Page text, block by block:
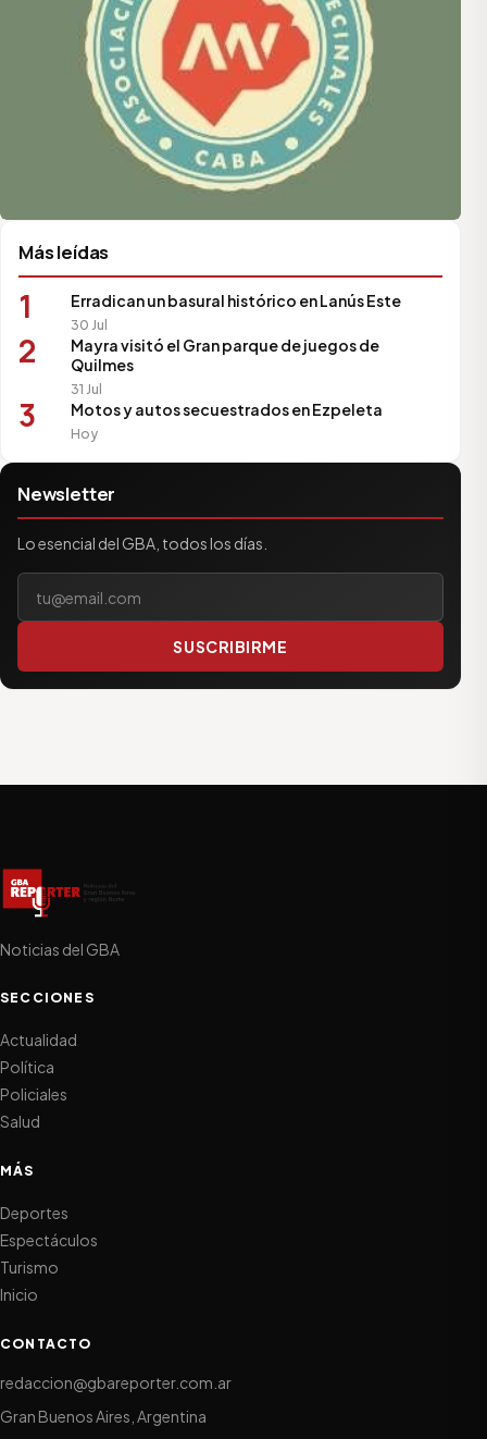
Más leídas
1 Erradican un basural histórico en Lanús Este
30 Jul
2
Mayra visitó el Gran parque de juegos de
Quilmes
31 Jul
3 Motos y autos secuestrados en Ezpeleta
Hoy
Newsletter
Lo esencial del GBA, todos los días.
SUSCRIBIRME
Noticias del GBA
SECCIONES
Actualidad
Política
Policiales
Salud
MÁS
Deportes
Espectáculos
Turismo
Inicio
CONTACTO
redaccion@gbareporter.com.ar
Gran Buenos Aires, Argentina